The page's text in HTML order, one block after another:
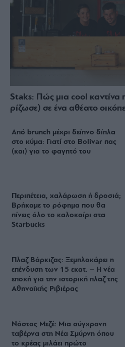
Staks: Πώς μια cool καντίνα
ρίζωσε) σε ένα αθέατο
Από brunch μέχρι δείπνο δίπλα
στο κύμα: Γιατί στο Bolivar πας
(και) για το φαγητό του
Περιπέτεια, χαλάρωση ή δροσιά;
Βρήκαμε το ρόφημα που θα
πίνεις όλο το καλοκαίρι στα
Starbucks
Πλαζ Βάρκιζας: Ξεμπλοκάρει η
επένδυση των 15 εκατ. – Η νέα
εποχή για την ιστορική πλαζ της
Αθηναϊκής Ριβιέρας
Νόστος Μεζέ: Μια σύγχρονη
ταβέρνα στη Νέα Σμύρνη όπου
το κρέας μιλάει πρώτο